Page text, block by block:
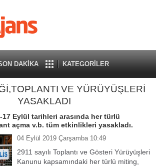
DAKİKA KATEGORİLER
VE YÜRÜYÜŞLERİ
YASAKLADI
Eylül tarihleri arasında her türlü
açma v.b. tüm etkinlikleri yasakladı.
04 Eylül 2019 Çarşamba 10:49
2911 sayılı Toplantı ve Gösteri Yürüyüşleri
Kanunu kapsamındaki her türlü miting,